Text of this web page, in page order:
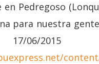
en Pedregoso
para nuestra